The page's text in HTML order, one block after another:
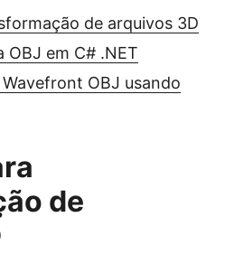
de arquivos 3D
OBJ em C# .NET
OBJ usando
de